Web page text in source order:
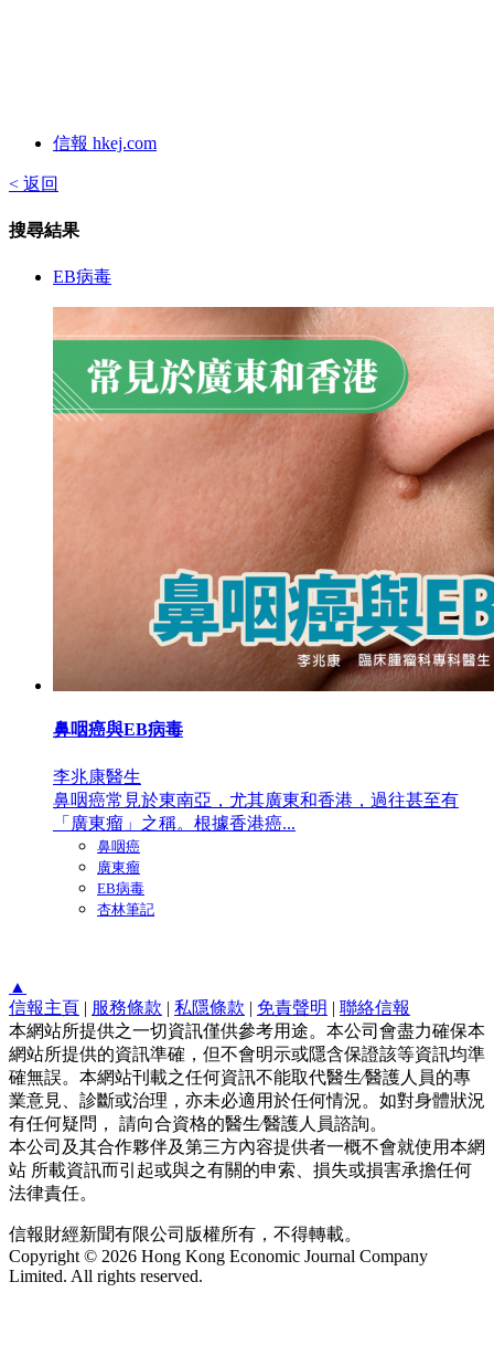
信報 hkej.com
< 返回
搜尋結果
EB病毒
鼻咽癌與EB病毒
李兆康醫生
鼻咽癌常見於東南亞，尤其廣東和香港，過往甚至有
「廣東瘤」之稱。根據香港癌...
鼻咽癌
廣東瘤
EB病毒
杏林筆記
▲
信報主頁 | 服務條款 | 私隱條款 | 免責聲明 | 聯絡信報
本網站所提供之一切資訊僅供參考用途。本公司會盡力確保本
網站所提供的資訊準確，但不會明示或隱含保證該等資訊均準
確無誤。本網站刊載之任何資訊不能取代醫生∕醫護人員的專
業意見、診斷或治理，亦未必適用於任何情況。如對身體狀況
有任何疑問， 請向合資格的醫生∕醫護人員諮詢。
本公司及其合作夥伴及第三方內容提供者一概不會就使用本網
站 所載資訊而引起或與之有關的申索、損失或損害承擔任何
法律責任。
信報財經新聞有限公司版權所有，不得轉載。
Copyright © 2026 Hong Kong Economic Journal Company
Limited. All rights reserved.